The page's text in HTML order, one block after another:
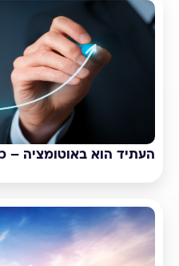
העתיד הוא באוטומציה –